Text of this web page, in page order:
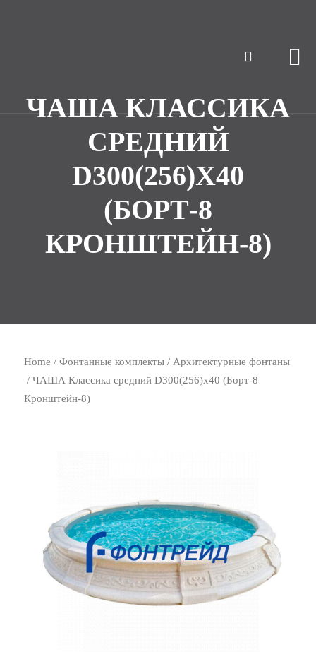
ЧАША КЛАССИКА
СРЕДНИЙ
D300(256)Х40
(БОРТ-8
КРОНШТЕЙН-8)
Home /Фонтанные комплекты / Архитектурные фонтаны
/ ЧАША Классика средний D300(256)х40 (Борт-8
Кронштейн-8)